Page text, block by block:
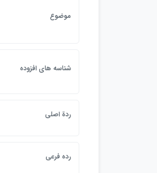
موضوع
شناسه هاي افزوده
ردة اصلي
رده فرعي